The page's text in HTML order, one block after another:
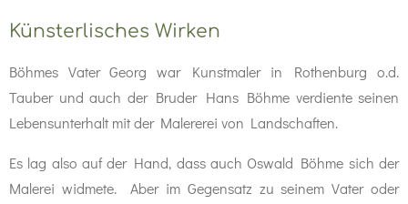
Künsterlisches Wirken
Böhmes Vater Georg war Kunstmaler in Rothenburg o.d.
Tauber und auch der Bruder Hans Böhme verdiente seinen
Lebensunterhalt mit der Malererei von Landschaften.
Es lag also auf der Hand, dass auch Oswald Böhme sich der
Malerei widmete. Aber im Gegensatz zu seinem Vater oder